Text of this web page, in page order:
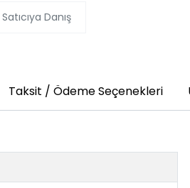
Satıcıya Danış
Taksit / Ödeme Seçenekleri